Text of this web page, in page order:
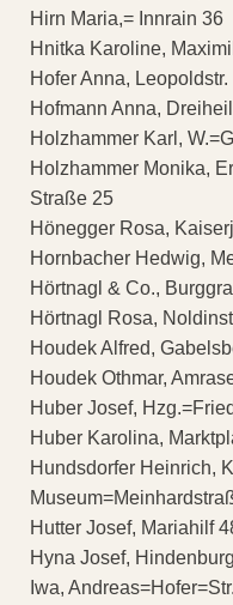
Hirn Maria,= Innrain 36
Hnitka Karoline,
Hofer Anna, Leopoldstr.
Hofmann Anna,
Holzhammer Karl,
Holzhammer Monika,
Straße 25
Hönegger Rosa,
Hornbacher Hedwig,
Hörtnagl & Co.,
Hörtnagl Rosa,
Houdek Alfred,
Houdek Othmar,
Huber Josef,
Huber Karolina,
Hundsdorfer Heinrich,
Hutter Josef, Mariahilf
Hyna Josef,
Iwa,